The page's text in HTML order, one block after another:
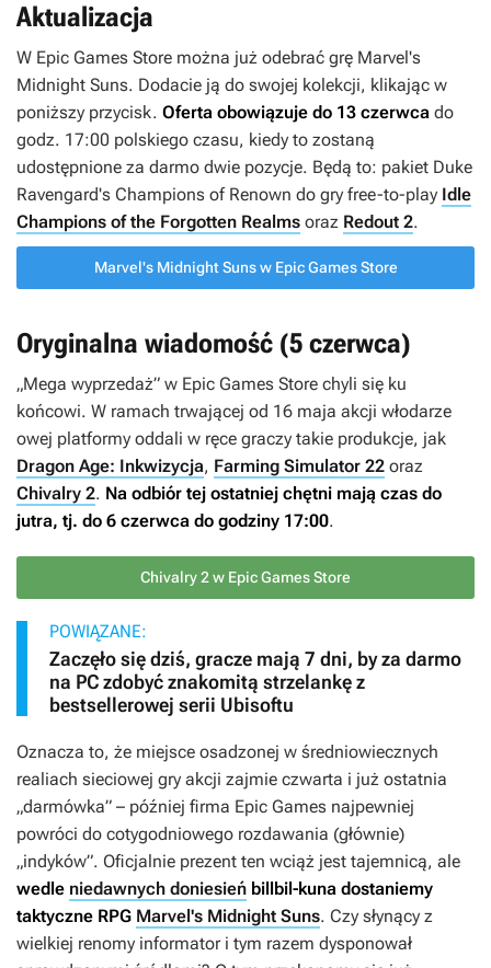
Aktualizacja
W Epic Games Store można już odebrać grę Marvel's
Midnight Suns. Dodacie ją do swojej kolekcji, klikając w
poniższy przycisk. Oferta obowiązuje do 13 czerwca do
godz. 17:00 polskiego czasu, kiedy to zostaną
udostępnione za darmo dwie pozycje. Będą to: pakiet Duke
Ravengard's Champions of Renown do gry free-to-play Idle
Champions of the Forgotten Realms oraz Redout 2.
Marvel's Midnight Suns w Epic Games Store
Oryginalna wiadomość (5 czerwca)
„Mega wyprzedaż” w Epic Games Store chyli się ku
końcowi. W ramach trwającej od 16 maja akcji włodarze
owej platformy oddali w ręce graczy takie produkcje, jak
Dragon Age: Inkwizycja, Farming Simulator 22 oraz
Chivalry 2. Na odbiór tej ostatniej chętni mają czas do
jutra, tj. do 6 czerwca do godziny 17:00.
Chivalry 2 w Epic Games Store
POWIĄZANE:
Zaczęło się dziś, gracze mają 7 dni, by za darmo
na PC zdobyć znakomitą strzelankę z
bestsellerowej serii Ubisoftu
Oznacza to, że miejsce osadzonej w średniowiecznych
realiach sieciowej gry akcji zajmie czwarta i już ostatnia
„darmówka” – później firma Epic Games najpewniej
powróci do cotygodniowego rozdawania (głównie)
„indyków”. Oficjalnie prezent ten wciąż jest tajemnicą, ale
wedle niedawnych doniesień billbil-kuna dostaniemy
taktyczne RPG Marvel's Midnight Suns. Czy słynący z
wielkiej renomy informator i tym razem dysponował